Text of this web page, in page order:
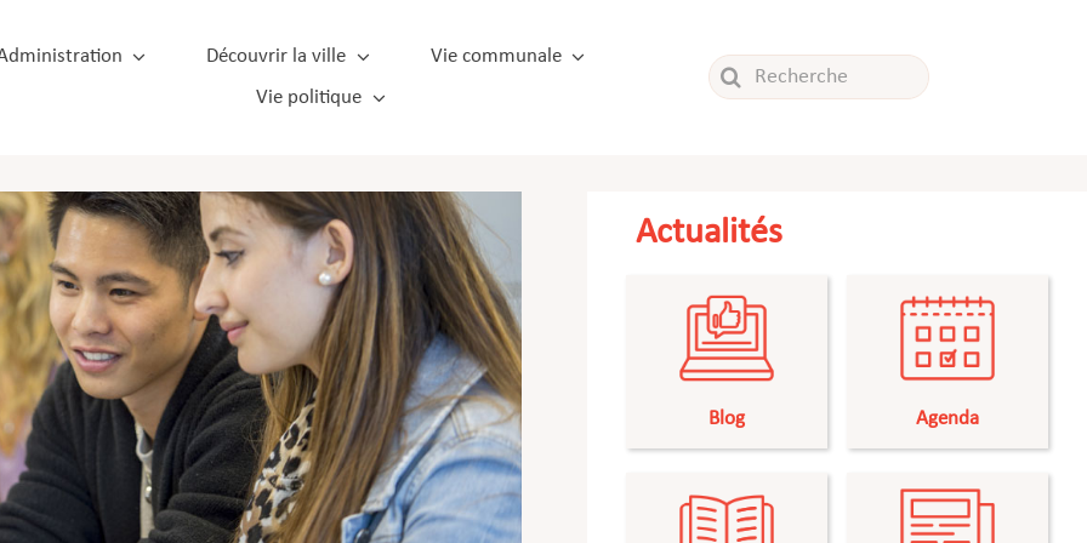
Découvrir la ville
Vie communale
Vie politique
Rechercher:
Actualités
Blog Agenda